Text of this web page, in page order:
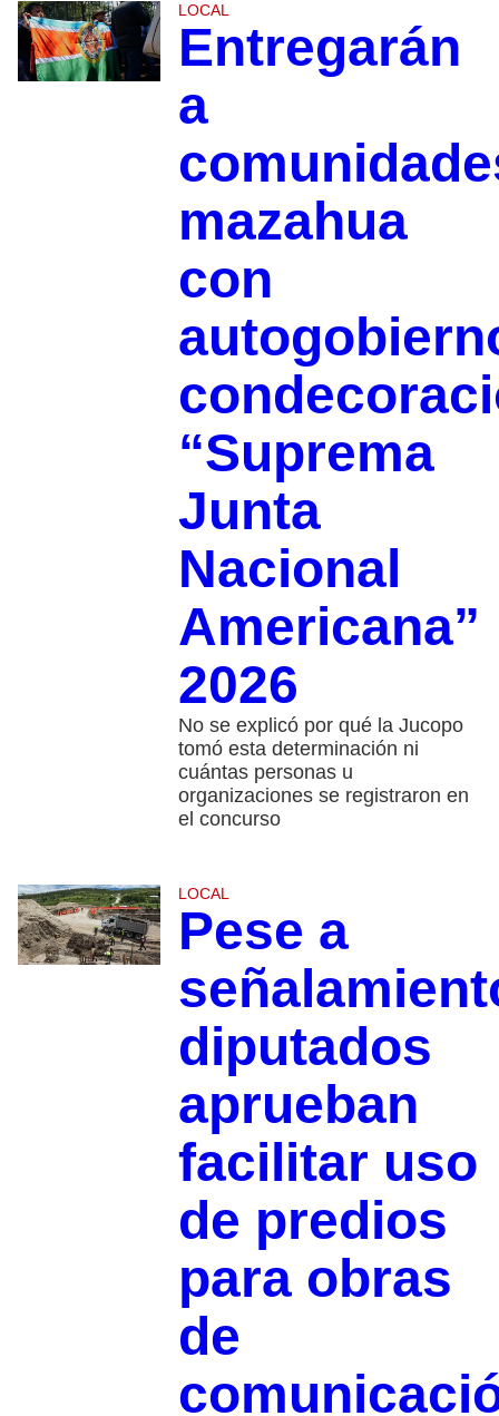
LOCAL
Entregarán
a
mazahua
con
“Suprema
Junta
Nacional
Americana”
2026
No se explicó por qué la Jucopo
tomó esta determinación ni
cuántas personas u
organizaciones se registraron en
el concurso
LOCAL
Pese a
diputados
aprueban
facilitar uso
de predios
para obras
de